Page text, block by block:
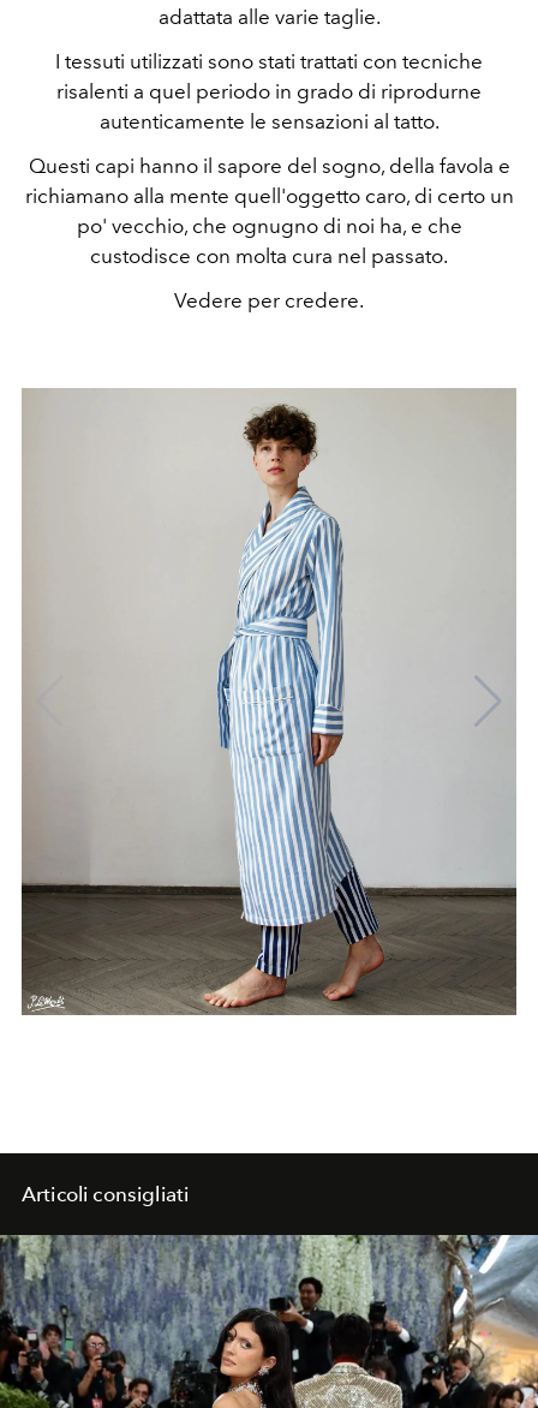
adattata alle varie taglie.
I tessuti utilizzati sono stati trattati con tecniche
risalenti a quel periodo in grado di riprodurne
autenticamente le sensazioni al tatto.
Questi capi hanno il sapore del sogno, della favola e
richiamano alla mente quell'oggetto caro, di certo un
po' vecchio, che ognugno di noi ha, e che
custodisce con molta cura nel passato.
Vedere per credere.
Articoli consigliati